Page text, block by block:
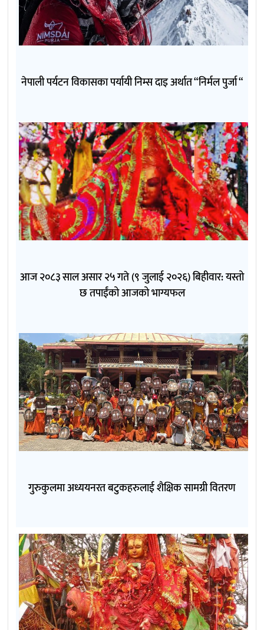
नेपाली पर्यटन विकासका पर्यायी निम्स दाइ अर्थात “निर्मल पुर्जा “
आज २०८३ साल असार २५ गते (९ जुलाई २०२६) बिहीवार: यस्तो
छ तपाईंको आजको भाग्यफल
गुरुकुलमा अध्ययनरत बटुकहरुलाई शैक्षिक सामग्री वितरण